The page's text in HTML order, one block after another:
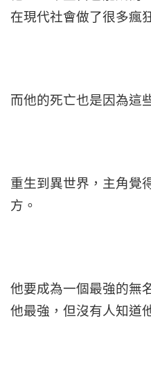
在現代社會做了很多瘋
而他的死亡也是因為這
重生到異世界，主角覺
方。
他要成為一個最強的無
他最強，但沒有人知道